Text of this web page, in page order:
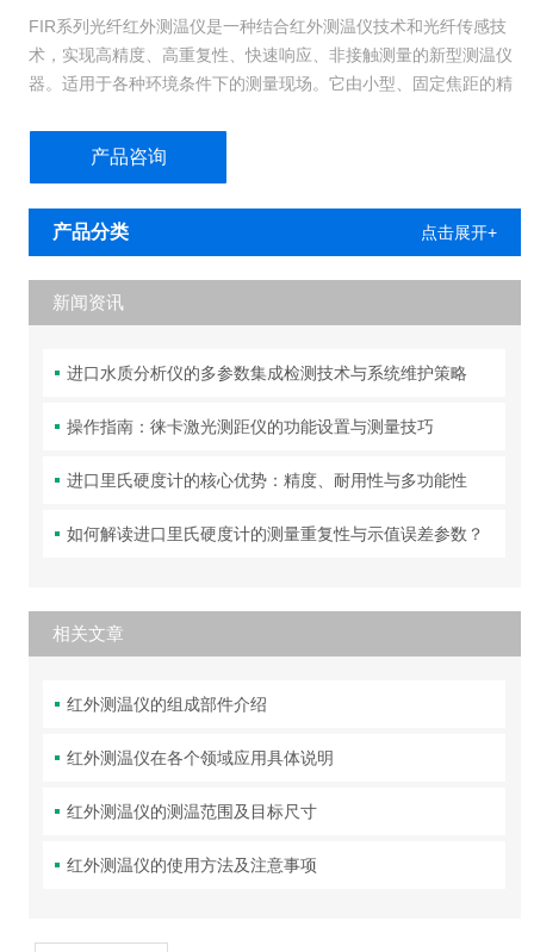
FIR系列光纤红外测温仪是一种结合红外测温仪技术和光纤传感技
术，实现高精度、高重复性、快速响应、非接触测量的新型测温仪
器。适用于各种环境条件下的测量现场。它由小型、固定焦距的精
FIR系列光纤红外测温仪的测温范围为300℃～3000℃（分段实
产品咨询
产品分类 点击展开+
新闻资讯
进口水质分析仪的多参数集成检测技术与系统维护策略
操作指南：徕卡激光测距仪的功能设置与测量技巧
进口里氏硬度计的核心优势：精度、耐用性与多功能性
如何解读进口里氏硬度计的测量重复性与示值误差参数？
相关文章
红外测温仪的组成部件介绍
红外测温仪在各个领域应用具体说明
红外测温仪的测温范围及目标尺寸
红外测温仪的使用方法及注意事项